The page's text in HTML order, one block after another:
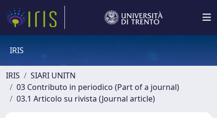
IRIS
IRIS
SIARI UNITN
03 Contributo in periodico (Part of a journal)
03.1 Articolo su rivista (Journal article)